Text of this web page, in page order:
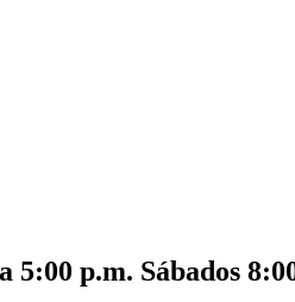
5:00 p.m. Sábados